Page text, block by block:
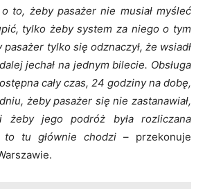
to, żeby pasażer nie musiał myśleć
tylko żeby system za niego o tym
pasażer tylko się odznaczył, że wsiadł
jechał na jednym bilecie. Obsługa
cały czas, 24 godziny na dobę,
żeby pasażer się nie zastanawiał,
żeby jegopodróż była rozliczana
tu głównie chodzi – przekonuje